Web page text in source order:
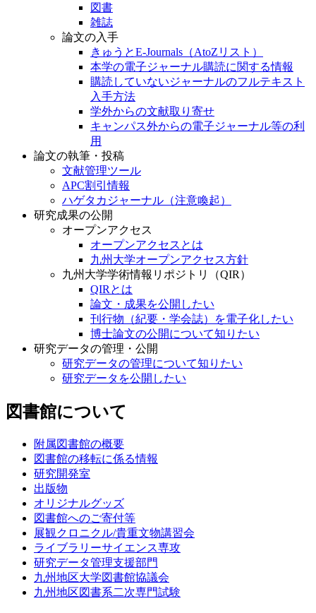
図書
雑誌
論文の入手
きゅうとE-Journals（AtoZリスト）
本学の電子ジャーナル購読に関する情報
購読していないジャーナルのフルテキスト
入手方法
学外からの文献取り寄せ
キャンパス外からの電子ジャーナル等の利
用
論文の執筆・投稿
文献管理ツール
APC割引情報
ハゲタカジャーナル（注意喚起）
研究成果の公開
オープンアクセス
オープンアクセスとは
九州大学オープンアクセス方針
九州大学学術情報リポジトリ（QIR）
QIRとは
論文・成果を公開したい
刊行物（紀要・学会誌）を電子化したい
博士論文の公開について知りたい
研究データの管理・公開
研究データの管理について知りたい
研究データを公開したい
図書館について
附属図書館の概要
図書館の移転に係る情報
研究開発室
出版物
オリジナルグッズ
図書館へのご寄付等
展観クロニクル/貴重文物講習会
ライブラリーサイエンス専攻
研究データ管理支援部門
九州地区大学図書館協議会
九州地区図書系二次専門試験